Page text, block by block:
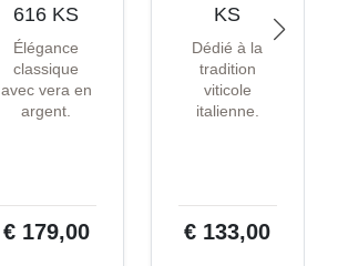
616 KS
Élégance
classique
avec vera en
argent.
€ 179,00
KS
Dédié à la
tradition
viticole
italienne.
€ 133,00